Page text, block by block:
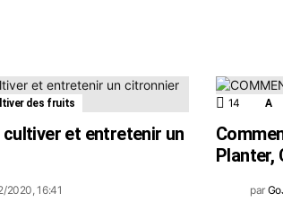
des fruits
et entretenir un
2020, 16:41
14 A
Planter,
par